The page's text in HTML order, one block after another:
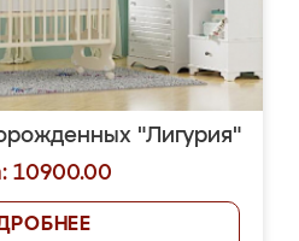
"Лигурия"
10900.00